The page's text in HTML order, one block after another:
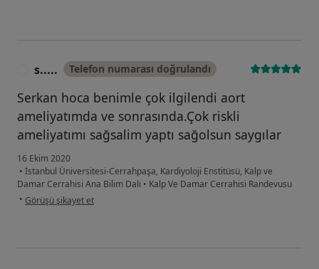
s..... Telefon numarası doğrulandı
Serkan hoca benimle çok ilgilendi aort
ameliyatımda ve sonrasında.Çok riskli
ameliyatımı sağsalim yaptı sağolsun saygılar
16 Ekim 2020
• İstanbul Üniversitesi-Cerrahpaşa, Kardiyoloji Enstitüsü, Kalp ve
Damar Cerrahisi Ana Bilim Dalı • Kalp Ve Damar Cerrahisi Randevusu
• kullanıcının görüşüne göre s.....
Görüşü şikayet et